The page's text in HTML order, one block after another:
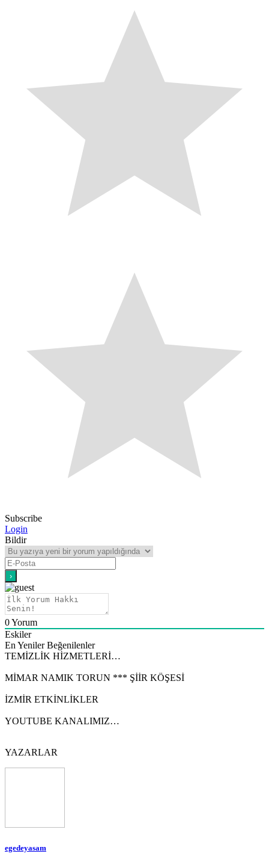
Subscribe
Login
Bildir
0Yorum
Eskiler
En Yeniler Beğenilenler
TEMİZLİK HİZMETLERİ…
MİMAR NAMIK TORUN *** ŞİİR KÖŞESİ
İZMİR ETKİNLİKLER
YOUTUBE KANALIMIZ…
YAZARLAR
egedeyasam